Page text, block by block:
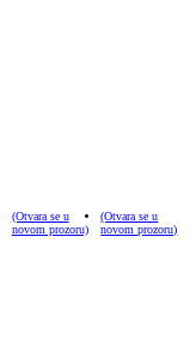
(Otvara se u
novom prozoru)
(Otvara se u
novom prozoru)